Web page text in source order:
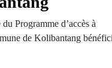
Programme d’accès à
de Kolibantang